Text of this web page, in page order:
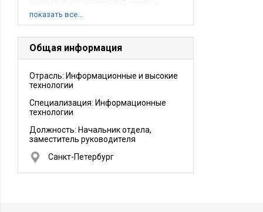
среднего бзнеса
показать все…
Общая информация
Отрасль: Информационные и высокие
технологии
Специализация: Информационные
технологии
Должность: Начальник отдела,
заместитель руководителя
Санкт-Петербург